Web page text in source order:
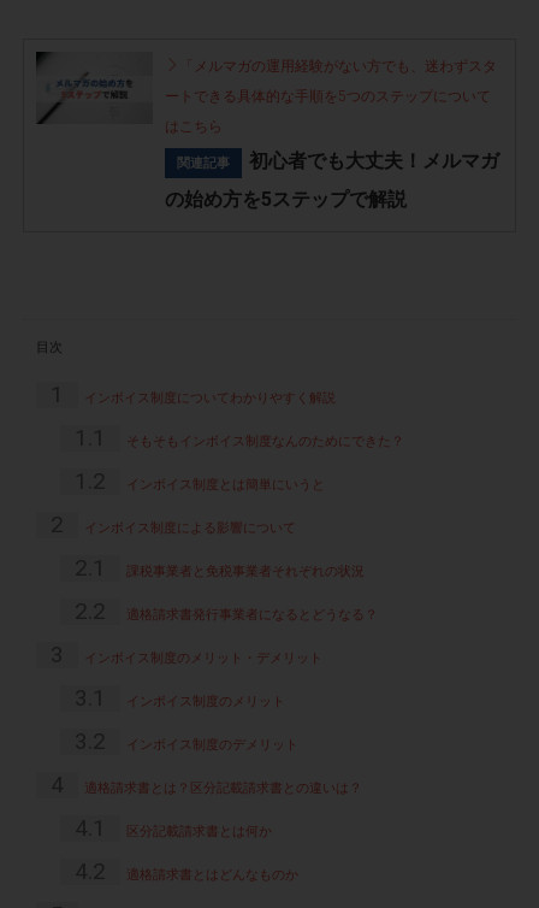
「メルマガの運用経験がない方でも、迷わずスタ
ートできる具体的な手順を5つのステップについて
はこちら
関連記事
初心者でも大丈夫！メルマガ
の始め方を5ステップで解説
目次
インボイス制度についてわかりやすく解説
そもそもインボイス制度なんのためにできた？
インボイス制度とは簡単にいうと
インボイス制度による影響について
課税事業者と免税事業者それぞれの状況
適格請求書発行事業者になるとどうなる？
インボイス制度のメリット・デメリット
インボイス制度のメリット
インボイス制度のデメリット
適格請求書とは？区分記載請求書との違いは？
区分記載請求書とは何か
適格請求書とはどんなものか